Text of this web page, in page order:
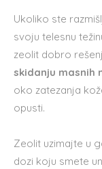
Ukoliko ste
svoju telesnu
zeolit dobro
skidanju masnih
oko zatezanja
opusti.
Zeolit uzimajte u
dozi koju smete